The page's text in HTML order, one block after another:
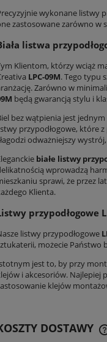
powierzchnia
129,00 zł
wykonane listwy
zastosowane zarówno w
listwa
Klientom, którzy wciąż
LPC-09M. Tego typu
Zarówno w
będą gwarancją stylu i
bez wątpienia jest
przypodłogowe, które
odważniejszy
białe listwy
wprowadzą
sprawi, że przez
Klienta.
przypodłogowe
listwy przypodłogowe
możecie Państwo
jest to, by przy
i akcesoriów. Najlepiej
klejów
DOSTAWY